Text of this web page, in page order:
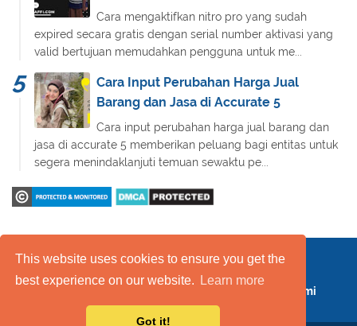
This website uses cookies to ensure you get the
best experience on our website.
Learn more
Got it!
Cara mengaktifkan nitro pro yang sudah
expired secara gratis dengan serial number aktivasi yang
valid bertujuan memudahkan pengguna untuk me...
Cara Input Perubahan Harga Jual
Barang dan Jasa di Accurate 5
Cara input perubahan harga jual barang dan
jasa di accurate 5 memberikan peluang bagi entitas untuk
segera menindaklanjuti temuan sewaktu pe...
Kebijakan Layanan
Kebijakan Privasi
Tentang Kami